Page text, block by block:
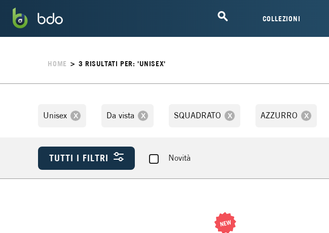
COLLEZIONI
HOME > 3RISULTATI PER: 'UNISEX'
Unisex Da vista SQUADRATO AZZURRO
TUTTI I FILTRI Novità